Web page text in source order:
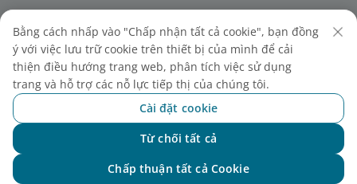
Pháp Lý
Thông Tin Hữu Ích
Đại lý & Đối tác
Vận Tải Hàng Hóa
Bằng cách nhấp vào "Chấp nhận tất cả cookie", bạn đồng
ý với việc lưu trữ cookie trên thiết bị của mình để cải
thiện điều hướng trang web, phân tích việc sử dụng
trang và hỗ trợ các nỗ lực tiếp thị của chúng tôi.
Cài đặt cookie
Từ chối tất cả
Chấp thuận tất cả Cookie